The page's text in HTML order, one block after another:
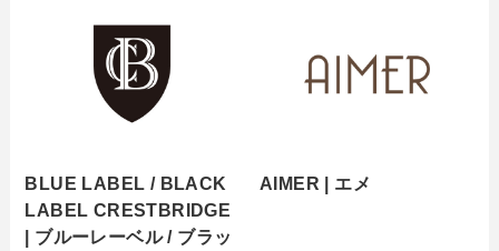
BLUE LABEL / BLACK
LABEL CRESTBRIDGE
| ブルーレーベル / ブラッ
AIMER | エメ